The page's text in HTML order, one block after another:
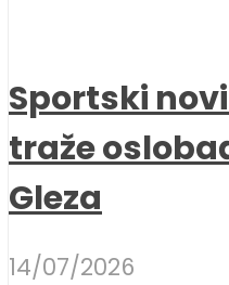
Sportski
traže
Gleza
14/07/2026